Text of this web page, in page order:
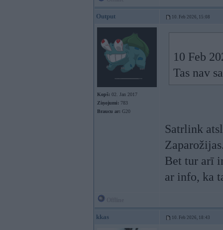
Output 10. Feb 2026, 15:08
Kopš: 02. Jan 2017
Ziņojumi: 783
Braucu ar: G20
10 Feb
Tas nav
Satrlink
Bet tur arī
ar info, ka
kkas 10. Feb 2026, 18:43